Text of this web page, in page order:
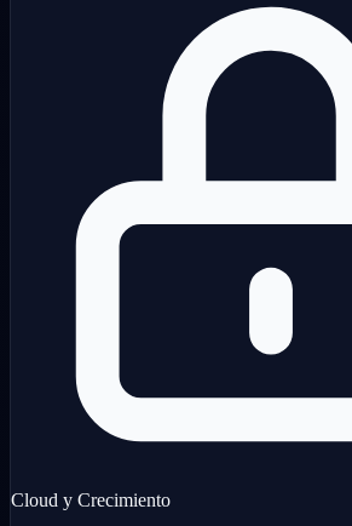
Cloud y Crecimiento